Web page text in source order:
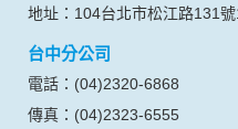
身份證字號、電子郵件、出
料。註冊時，本網站取得您
號、電子郵件、出生日期、
成功，並登入使用我們的服
其他除了上述，會保留您在
地址：104台北市松江路131
台中分公司
電話：(04)2320-6868
傳真：(04)2323-6555